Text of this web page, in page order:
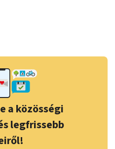
a közösségi
legfrissebb